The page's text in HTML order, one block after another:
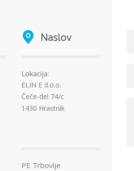
Naslov
Lokacija:
ELIN E d.o.o.
Čeče-del 74/c
1430 Hrastnik
PE Trbovlje